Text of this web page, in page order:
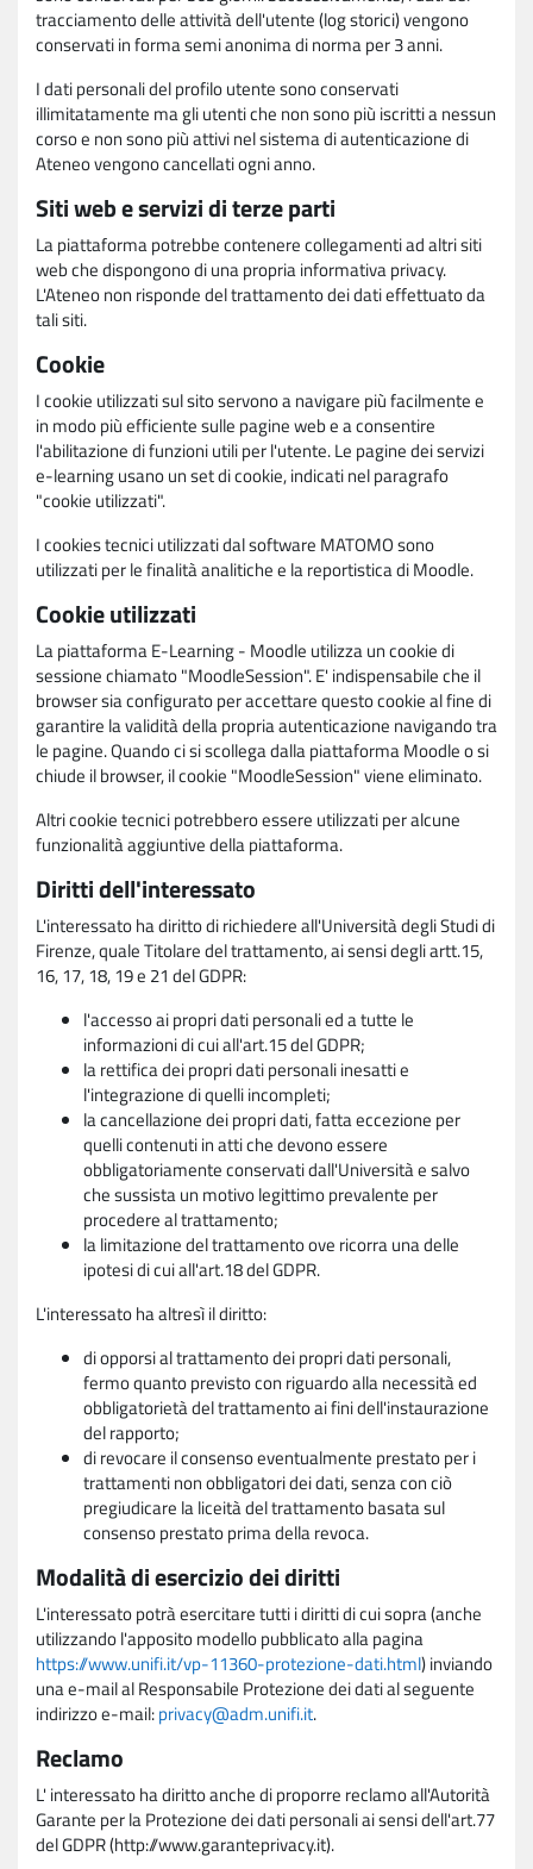
tracciamento delle attività dell'utente (log storici) vengono
conservati in forma semi anonima di norma per 3 anni.
I dati personali del profilo utente sono conservati
illimitatamente ma gli utenti che non sono più iscritti a nessun
corso e non sono più attivi nel sistema di autenticazione di
Ateneo vengono cancellati ogni anno.
Siti web e servizi di terze parti
La piattaforma potrebbe contenere collegamenti ad altri siti
web che dispongono di una propria informativa privacy.
L'Ateneo non risponde del trattamento dei dati effettuato da
tali siti.
Cookie
I cookie utilizzati sul sito servono a navigare più facilmente e
in modo più efficiente sulle pagine web e a consentire
l'abilitazione di funzioni utili per l'utente. Le pagine dei servizi
e-learning usano un set di cookie, indicati nel paragrafo
"cookie utilizzati".
I cookies tecnici utilizzati dal software MATOMO sono
utilizzati per le finalità analitiche e la reportistica di Moodle.
Cookie utilizzati
La piattaforma E-Learning - Moodle utilizza un cookie di
sessione chiamato "MoodleSession". E' indispensabile che il
browser sia configurato per accettare questo cookie al fine di
garantire la validità della propria autenticazione navigando tra
le pagine. Quando ci si scollega dalla piattaforma Moodle o si
chiude il browser, il cookie "MoodleSession" viene eliminato.
Altri cookie tecnici potrebbero essere utilizzati per alcune
funzionalità aggiuntive della piattaforma.
Diritti dell'interessato
L'interessato ha diritto di richiedere all'Università degli Studi di
Firenze, quale Titolare del trattamento, ai sensi degli artt.15,
16, 17, 18, 19 e 21 del GDPR:
l'accesso ai propri dati personali ed a tutte le
informazioni di cui all'art.15 del GDPR;
la rettifica dei propri dati personali inesatti e
l'integrazione di quelli incompleti;
la cancellazione dei propri dati, fatta eccezione per
quelli contenuti in atti che devono essere
obbligatoriamente conservati dall'Università e salvo
che sussista un motivo legittimo prevalente per
procedere al trattamento;
la limitazione del trattamento ove ricorra una delle
ipotesi di cui all'art.18 del GDPR.
L'interessato ha altresì il diritto:
di opporsi al trattamento dei propri dati personali,
fermo quanto previsto con riguardo alla necessità ed
obbligatorietà del trattamento ai fini dell'instaurazione
del rapporto;
di revocare il consenso eventualmente prestato per i
trattamenti non obbligatori dei dati, senza con ciò
pregiudicare la liceità del trattamento basata sul
consenso prestato prima della revoca.
Modalità di esercizio dei diritti
L'interessato potrà esercitare tutti i diritti di cui sopra (anche
utilizzando l'apposito modello pubblicato alla pagina
https://www.unifi.it/vp-11360-protezione-dati.html) inviando
una e-mail al Responsabile Protezione dei dati al seguente
indirizzo e-mail:privacy@adm.unifi.it.
Reclamo
L' interessato ha diritto anche di proporre reclamo all'Autorità
Garante per la Protezione dei dati personali ai sensi dell'art.77
del GDPR (http://www.garanteprivacy.it).